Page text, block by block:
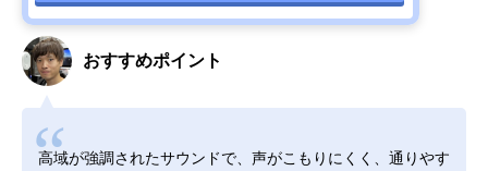
おすすめポイント
高域が強調されたサウンドで、声がこもりにくく、通りやす